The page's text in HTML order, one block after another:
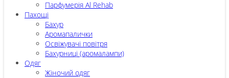
Парфумерія Al Rehab
Пахощі
Бахур
Аромапалички
Освіжувачі повітря
Бахурниці (аромалампи)
Одяг
Жіночий одяг